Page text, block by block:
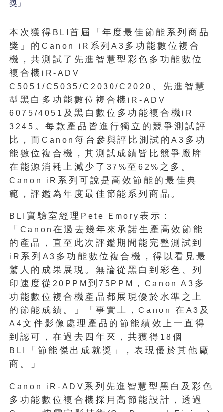
獎」
本次獲得 BLI首屆「年度最佳節能系列商品
獎」的 Canon iR 系列A3 多功能數位複合
機，共測試了先進智慧型彩色多功能數位
複合機 iR-ADV
C5051/C5035/C2030/C2020 、先進智慧
型黑白多功能數位複合機 iR-ADV
6075/4051 及黑白數位多功能複合機 iR
3245 。每款產品皆進行獨立的競爭測試評
比，而 Canon 每台參與評比測試的A3 多功
能數位複合機，其測試成績皆比競爭廠牌
在能源消耗上減少了 37% 至62% 之多。
Canon iR 系列可說是高效節能的最佳典
範，評鑑為年度最佳節能系列商品。
BLI 實驗室經理 Pete Emory 表示：
「 Canon 在過去幾年來承諾生產高效節能
的產品，直至此次評鑑期間能完整測試到
iR 系列 A3 多功能數位複合機，得以看見最
驚人的成果展現。無論從黑白到彩色、列
印速度從 20PPM 到75PPM ， Canon A3 多
功能數位複合機產品都展現優於水準之上
的節能成績。」「事實上，Canon 在 A3 及
A4文件影像處理產品的節能績效上一直得
到認可，在過去四年來，共獲得 18 個
BLI
「節能傑出成就獎」，表現優於其他廠
商。」
Canon iR-ADV 系列先進智慧型黑白及彩色
多功能數位複合機採用高節能設計，透過